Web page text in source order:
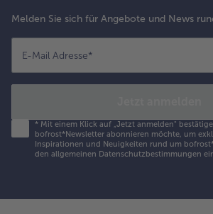
Melden Sie sich für Angebote und News
E-Mail Adresse*
* Mit einem Klick auf „Jetzt anmelden"
bofrost*Newsletter abonnieren möchte, um
Inspirationen und Neuigkeiten rund um
den allgemeinen Datenschutzbestimmungen